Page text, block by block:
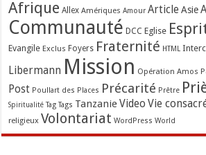
Afrique Allex Amériques Amour Article Asie
Communauté DCC Eglise
Evangile Exclus Foyers Fraternité HTML
Libermann Mission Opération Amos
Post Poullart des Places Précarité Prêtre
Spiritualité Tag Tags TanzanieVideo Vie
religieux Volontariat WordPress World